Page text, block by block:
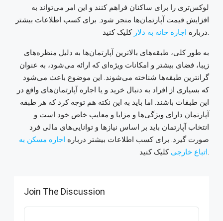
لوکس‌تری را برای ساکنان فراهم کنند و این امر می‌تواند به
افزایش قیمت آپارتمان‌ها منجر شود. برای کسب اطلاعات بیشتر
درباره اجاره خانه به دلار
به طور کلی، طبقه‌های بالاترین آپارتمان‌ها به دلیل منظره‌های
زیبا، فضای بیشتر و امکانات ویژه‌ای که ارائه می‌شود، به عنوان
گرانترین طبقه‌ها شناخته می‌شوند. این موضوع باعث می‌شود
که بسیاری از افراد به دنبال خرید و یا اجاره آپارتمان‌های واقع در
این طبقات باشند. اما باید به این نکته هم توجه کرد که هر طبقه
آپارتمان دارای ویژگی‌ها و مزایا و معایب خاص خود است و
انتخاب آپارتمان باید بر اساس نیازها و توانایی‌های مالی فرد
صورت گیرد. برای کسب اطلاعات بیشتر درباره اجاره مسکن به
اتباع خارجی
Join The Discussion